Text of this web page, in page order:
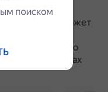
покупок может
купить что-то
в рамках
поиском